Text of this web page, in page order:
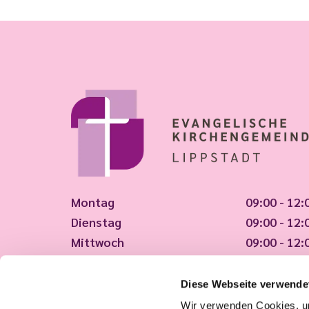
Diese Webseite
Wir verwenden Cookies,
Montag
09:00 -
Dienstag
09:00 -
Mittwoch
09:00 -
09:00 -
Tut uns leid, wir haben geschlossen!